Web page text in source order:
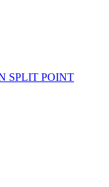
SPLIT POINT